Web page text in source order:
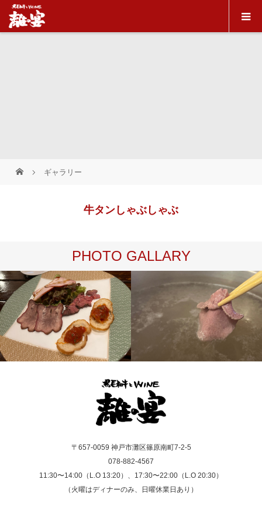
ギャラリー
牛タンしゃぶしゃぶ
PHOTO GALLARY
〒657-0059 神戸市灘区篠原南町7-2-5
078-882-4567
11:30〜14:00（L.O 13:20）、17:30〜22:00（L.O 20:30）
（火曜はディナーのみ、日曜休業日あり）